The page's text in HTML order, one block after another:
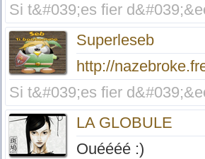
Si t&#039;es fier
Superleseb
http://
Si t&#039;es fier
LA GLOBULE
Ouéééé :)